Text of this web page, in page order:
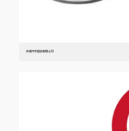
长城汽车股份有限公司